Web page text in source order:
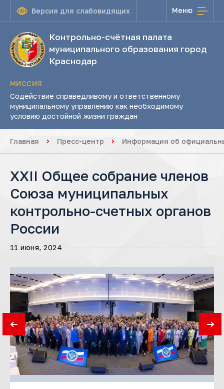
Версия для слабовидящих Меню
Контрольно-счётная палата
муниципального образования город
Краснодар
МИССИЯ
Содействие справедливому и ответственному
муниципальному управлению как необходимому
условию достойной жизни граждан
Главная Пресс-центр Информация об
XXII Общее собрание членов
Союза муниципальных
контрольно-счетных органов
России
11 июня, 2024